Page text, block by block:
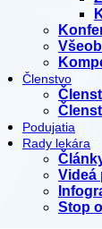
Členstvo
Podujatia
Rady lekára
Videá
Stop